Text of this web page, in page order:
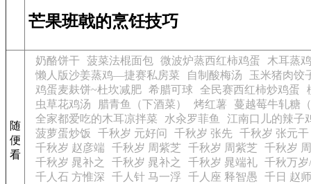
芒果班戟的烹饪技巧
随
便
看
奶酪饼干 菠菜法棍面包 微波炉蒸西红柿鸡蛋
木耳蒸鸡
懒人版沙姜蒸鸡—捷赛私房菜
自制酸梅汤
玉米猪肉饺
鸡蛋麦麸饼~杜坎减肥 希腊可球 全民赛西红柿炒鸡蛋
虫草花鸡汤
腊青鱼（下酒菜） 烤红薯
蔓越莓牛轧糖
全家都爱吃的木耳凉拌菜
水汆罗菲鱼
江南口儿的辣子
菠萝蛋炒饭
千秋岁 元好问 千秋岁 张先 千秋岁 张元干
千秋岁 赵彦端
千秋岁 周紫芝 千秋岁 周紫芝 千秋岁
千秋岁 晁补之
千秋岁 晁补之 千秋岁 晁端礼 千秋万
千人石 方惟深
千人针 马一浮 千人座 释智愚
千日 赵